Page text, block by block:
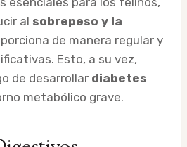
al sobrepeso y la
de manera regular y
Esto, a su vez,
de desarrollar diabetes
metabólico grave.